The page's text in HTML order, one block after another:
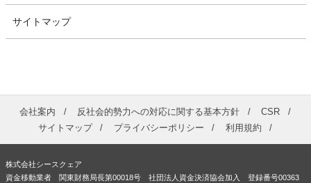
サイトマップ
会社案内 反社会的勢力への対応に関する基本方針
CSR
サイトマップ
プライバシーポリシー 利用規約
株式会社シースクェア
資金移動業者 関東財務局長第00018号 社団法人資金決済協会加入 登録番号00363